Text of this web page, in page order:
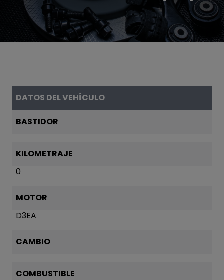
DATOS DEL VEHÍCULO
BASTIDOR
KILOMETRAJE
0
MOTOR
D3EA
CAMBIO
COMBUSTIBLE